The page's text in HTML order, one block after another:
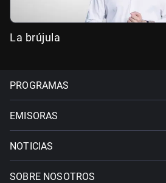
La brújula
PROGRAMAS
EMISORAS
NOTICIAS
SOBRE NOSOTROS